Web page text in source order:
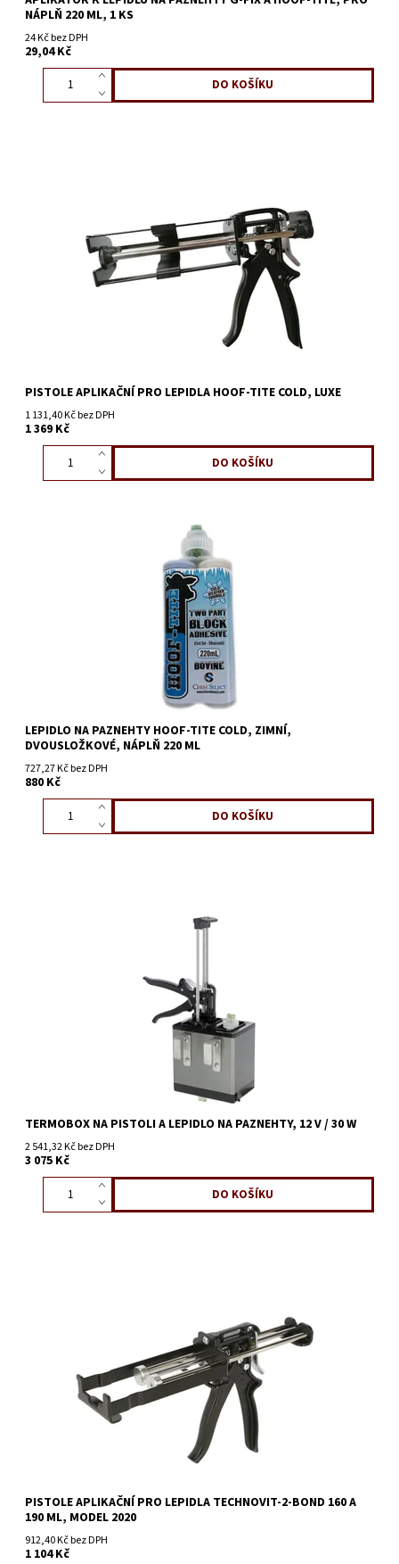
NÁPLŇ 220 ML, 1 KS
24 Kč bez DPH
29,04 Kč
PISTOLE APLIKAČNÍ PRO LEPIDLA HOOF-TITE COLD, LUXE
1 131,40 Kč bez DPH
1 369 Kč
LEPIDLO NA PAZNEHTY HOOF-TITE COLD, ZIMNÍ,
DVOUSLOŽKOVÉ, NÁPLŇ 220 ML
727,27 Kč bez DPH
880 Kč
TERMOBOX NA PISTOLI A LEPIDLO NA PAZNEHTY, 12 V / 30 W
2 541,32 Kč bez DPH
3 075 Kč
PISTOLE APLIKAČNÍ PRO LEPIDLA TECHNOVIT-2-BOND 160 A
190 ML, MODEL 2020
912,40 Kč bez DPH
1 104 Kč